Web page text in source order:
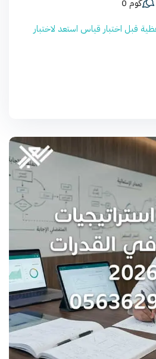
كوم 0
قبل اختبار قياس استعد لاختبار